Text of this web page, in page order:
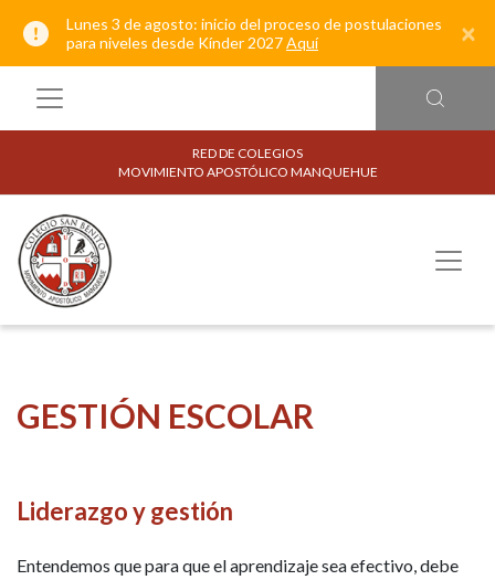
Lunes 3 de agosto: inicio del proceso de postulaciones
para niveles desde Kínder 2027Aquí ×
RED DE COLEGIOS
MOVIMIENTO APOSTÓLICO MANQUEHUE
GESTIÓN ESCOLAR
Liderazgo y gestión
Entendemos que para que el aprendizaje sea efectivo, debe